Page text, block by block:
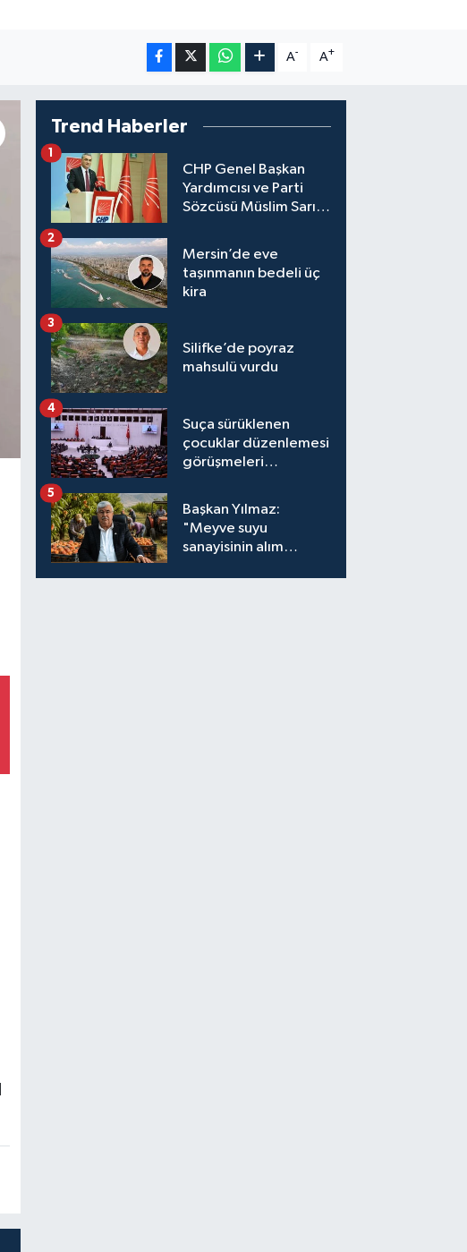
A- A+
Trend Haberler
CHP Genel Başkan
Yardımcısı ve Parti
Sözcüsü Müslim Sarı,
1
Mersin’de eve
taşınmanın bedeli üç
kira
2
Silifke’de poyraz
mahsulü vurdu
3
Suça sürüklenen
çocuklar düzenlemesi
görüşmeleri
4
Başkan Yılmaz:
"Meyve suyu
sanayisinin alım
5